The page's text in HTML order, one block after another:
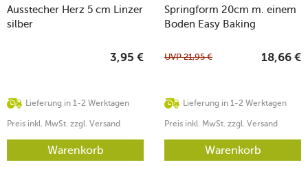
Ausstecher Herz 5 cm Linzer
silber
Lieferung in 1-2 Werktagen
3,95 €
Preis inkl. MwSt. zzgl. Versand
Warenkorb
Springform 20cm m. einem
Boden Easy Baking
Lieferung in 1-2 Werktagen
UVP21,95 € 18,66 €
Preis inkl. MwSt. zzgl. Versand
Warenkorb